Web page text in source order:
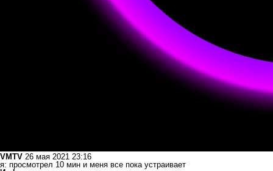
VMTV 26 мая 2021 23:16
я: просмотрел 10 мин и меня все пока устраивает